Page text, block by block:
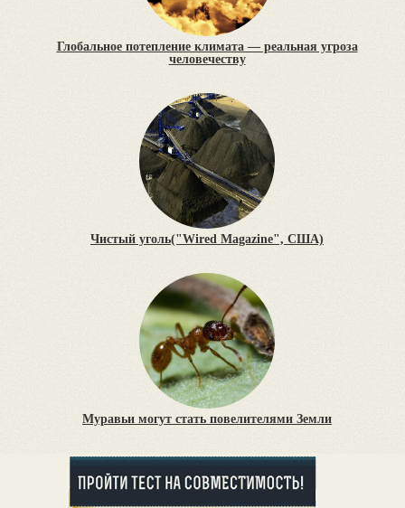
Глобальное потепление климата — реальная угроза
человечеству
Чистый уголь("Wired Magazine", США)
Муравьи могут стать повелителями Земли